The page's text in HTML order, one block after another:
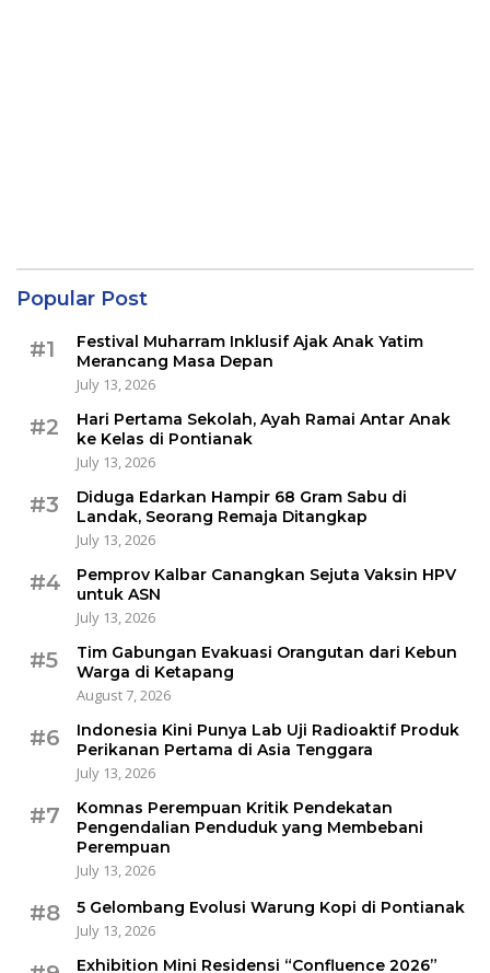
Popular Post
#1
Festival Muharram Inklusif Ajak Anak Yatim
Merancang Masa Depan
July 13, 2026
#2
Hari Pertama Sekolah, Ayah Ramai Antar Anak
ke Kelas di Pontianak
July 13, 2026
#3
Diduga Edarkan Hampir 68 Gram Sabu di
Landak, Seorang Remaja Ditangkap
July 13, 2026
#4
Pemprov Kalbar Canangkan Sejuta Vaksin HPV
untuk ASN
July 13, 2026
#5
Tim Gabungan Evakuasi Orangutan dari Kebun
Warga di Ketapang
August 7, 2026
#6
Indonesia Kini Punya Lab Uji Radioaktif Produk
Perikanan Pertama di Asia Tenggara
July 13, 2026
#7
Komnas Perempuan Kritik Pendekatan
Pengendalian Penduduk yang Membebani
Perempuan
July 13, 2026
#8
5 Gelombang Evolusi Warung Kopi di Pontianak
July 13, 2026
Exhibition Mini Residensi “Confluence 2026”